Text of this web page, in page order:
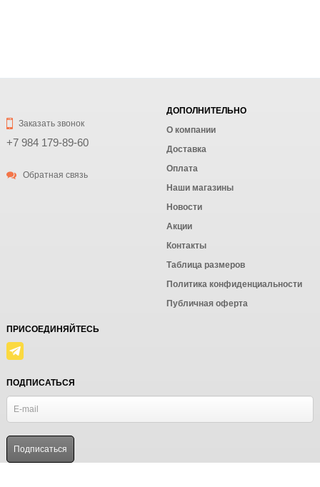
Заказать звонок
+7 984 179-89-60
Обратная связь
ДОПОЛНИТЕЛЬНО
О компании
Доставка
Оплата
Наши магазины
Новости
Акции
Контакты
Таблица размеров
Политика конфиденциальности
Публичная оферта
ПРИСОЕДИНЯЙТЕСЬ
ПОДПИСАТЬСЯ